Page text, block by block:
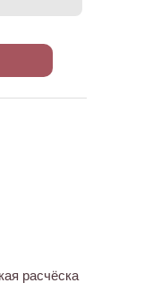
расчёска